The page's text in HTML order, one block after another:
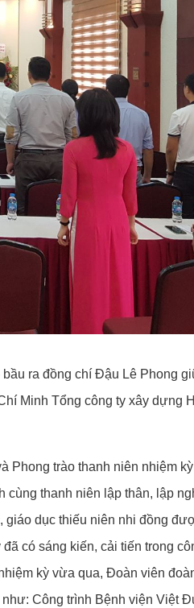
ra đồng chí Đậu Lê Phong
Minh Tổng công ty xây dựng
Phong trào thanh niên nhiệm
cùng thanh niên lập thân, lập
giáo dục thiếu niên nhi đồng
có sáng kiến, cải tiến trong
kỳ vừa qua, Đoàn viên
Công trình Bệnh viện Việt